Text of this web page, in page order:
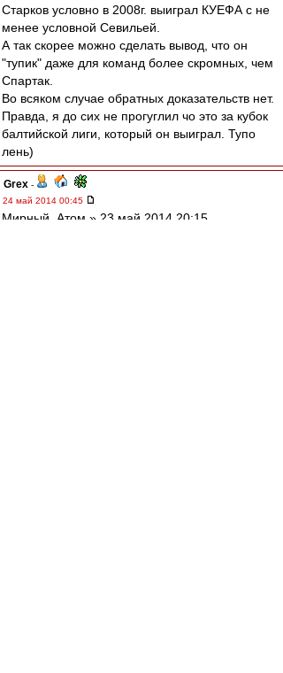
Старков условно в 2008г. выиграл КУЕФА с не
менее условной Севильей.
А так скорее можно сделать вывод, что он
"тупик" даже для команд более скромных, чем
Спартак.
Во всяком случае обратных доказательств нет.
Правда, я до сих не прогуглил чо это за кубок
балтийской лиги, который он выиграл. Тупо
лень)
Grex -
24 май 2014 00:45
Мирный_Атом » 23 май 2014 20:15